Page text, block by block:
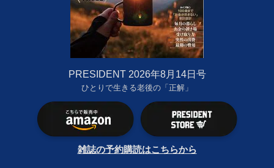
PRESIDENT 2026年8月14日号
ひとりで生きる老後の「正解」
雑誌の予約購読はこちらから